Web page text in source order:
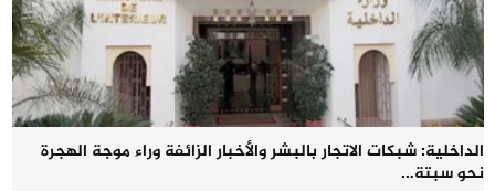
الداخلية: شبكات الاتجار بالبشر والأخبار الزائفة وراء موجة الهجرة
نحو سبتة…